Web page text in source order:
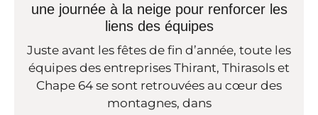
une journée à la neige pour renforcer les
liens des équipes
Juste avant les fêtes de fin d’année, toute les
équipes des entreprises Thirant, Thirasols et
Chape 64 se sont retrouvées au cœur des
montagnes, dans